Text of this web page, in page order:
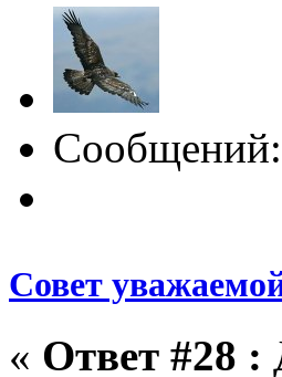
Совет
« Ответ #28 :